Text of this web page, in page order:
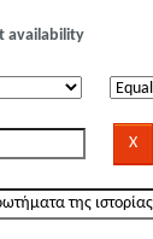
availability